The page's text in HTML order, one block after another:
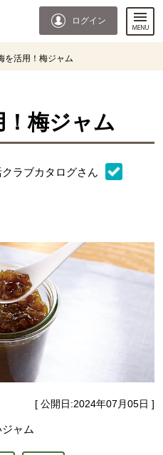
ログイン
を活用！梅ジャム
梅ジャム
ラブカタログさん
[ 公開日:2024年07月05日 ]
ャム